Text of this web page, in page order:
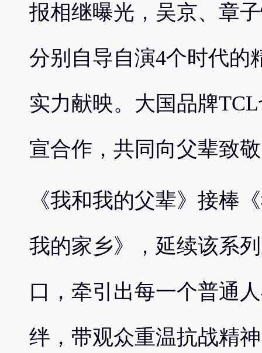
报相继曝光，吴京、章
分别自导自演4个时代的
实力献映。大国品牌
宣合作，共同向父辈致
《我和我的父辈》接棒
我的家乡》，延续该系
口，牵引出每一个普通
绊，带观众重温抗战精